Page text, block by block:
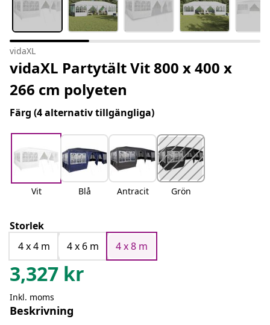
vidaXL
vidaXL Partytält Vit 800 x 400 x
266 cm polyeten
Färg (4 alternativ tillgängliga)
Vit Blå Antracit Grön
Storlek
4 x 4 m
4 x 6 m 4 x 8 m
3,327 kr
Inkl. moms
Beskrivning